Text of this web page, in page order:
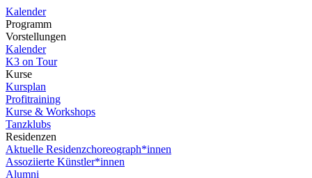
Kalender
Programm
Vorstellungen
Kalender
K3 on Tour
Kurse
Kursplan
Profitraining
Kurse & Workshops
Tanzklubs
Residenzen
Aktuelle Residenzchoreograph*innen
Assoziierte Künstler*innen
Alumni